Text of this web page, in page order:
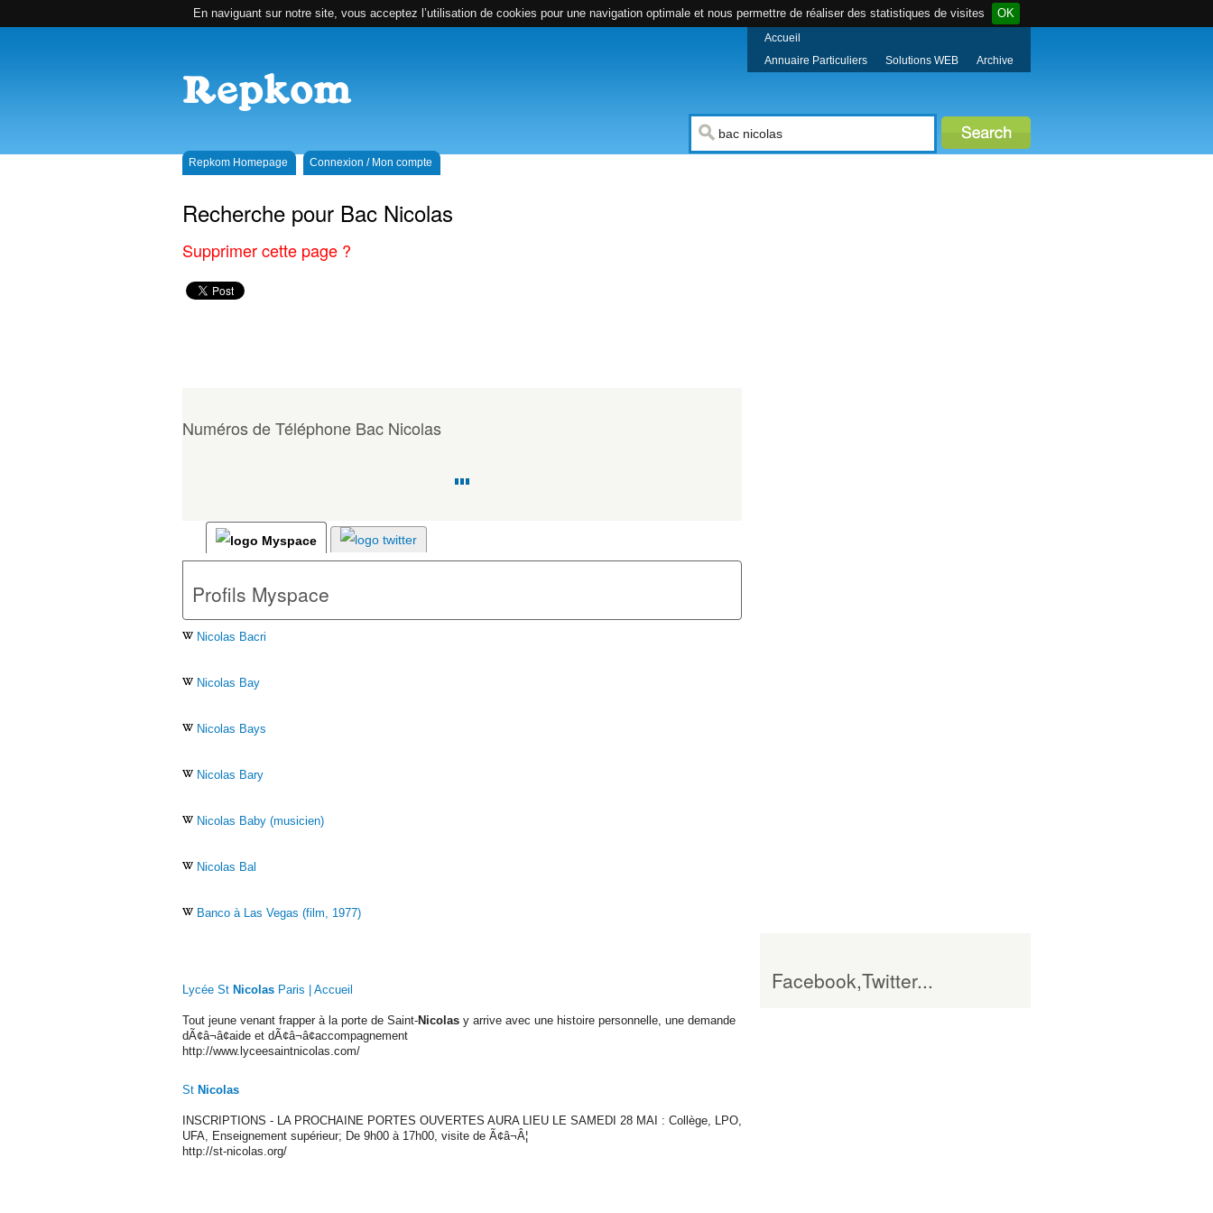
En naviguant sur notre site, vous acceptez l’utilisation de cookies pour une navigation optimale et nous permettre de réaliser des statistiques de visites OK
Accueil
Annuaire Particuliers
Solutions WEB Archive
Repkom Homepage Connexion / Mon compte
Recherche pour Bac Nicolas
Supprimer cette page ?
Numéros de Téléphone Bac Nicolas
Profils Myspace
Nicolas Bacri
Nicolas Bay
Nicolas Bays
Nicolas Bary
Nicolas Baby (musicien)
Nicolas Bal
Banco à Las Vegas (film, 1977)
Lycée St Nicolas Paris | Accueil
Tout jeune venant frapper à la porte de Saint-Nicolas y arrive avec une histoire personnelle, une demande
dÃ¢â¬â¢aide et dÃ¢â¬â¢accompagnement
http://www.lyceesaintnicolas.com/
St Nicolas
INSCRIPTIONS - LA PROCHAINE PORTES OUVERTES AURA LIEU LE SAMEDI 28 MAI : Collège, LPO,
UFA, Enseignement supérieur; De 9h00 à 17h00, visite de Ã¢â¬Â¦
http://st-nicolas.org/
Facebook,Twitter...